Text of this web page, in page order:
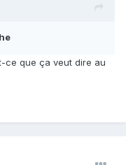
ce que ça veut dire au